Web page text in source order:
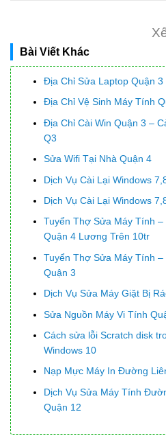
Bài Viết Khác
Địa Chỉ Sửa Laptop Quận
Địa Chỉ Vệ Sinh Máy Tính
Địa Chỉ Cài Win Quận 3 –
Q3
Sửa Wifi Tại Nhà Quận 4
Dịch Vụ Cài Lại Windows
Dịch Vụ Cài Lại Windows
Tuyển Thợ Sửa Máy Tính
Quận 4 Lương Trên 10tr
Tuyển Thợ Sửa Máy Tính
Quận 3
Dịch Vụ Sửa Máy Giặt Bị
Sửa Nguồn Máy Vi Tính
Cách sửa lỗi Scratch disk
Windows 10
Nạp Mực Máy In Đường
Dịch Vụ Sửa Máy Tính
Quận 12